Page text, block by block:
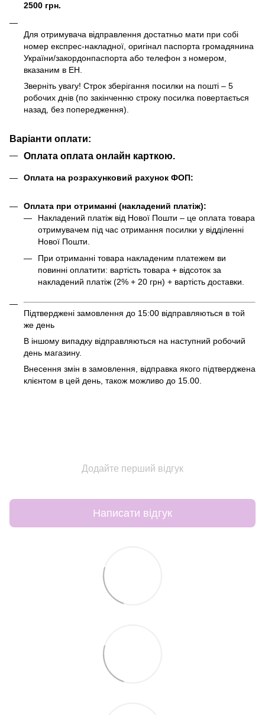
2500 грн.
Для отримувача відправлення достатньо мати при собі
номер експрес-накладної, оригінал паспорта громадянина
України/закордонпаспорта або телефон з номером,
вказаним в ЕН.
Зверніть увагу! Строк зберігання посилки на пошті – 5
робочих днів (по закінченню строку посилка повертається
назад, без попередження).
Варіанти оплати:
Оплата оплата онлайн карткою.
Оплата на розрахунковий рахунок ФОП:
Оплата при отриманні (накладений платіж):
Накладений платіж від Нової Пошти – це оплата товара
отримувачем під час отримання посилки у відділенні
Нової Пошти.
При отриманні товара накладеним платежем ви
повинні оплатити: вартість товара + відсоток за
накладений платіж (2% + 20 грн) + вартість доставки.
Підтверджені замовлення до 15:00 відправляються в той
же день
В іншому випадку відправляються на наступний робочий
день магазину.
Внесення змін в замовлення, відправка якого підтверджена
клієнтом в цей день, також можливо до 15.00.
Додайте перший відгук
Написати відгук